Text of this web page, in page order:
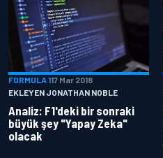
FORMULA 117 Mar 2018
EKLEYEN JONATHAN NOBLE
Analiz: F1'deki bir sonraki
büyük şey "Yapay Zeka"
olacak